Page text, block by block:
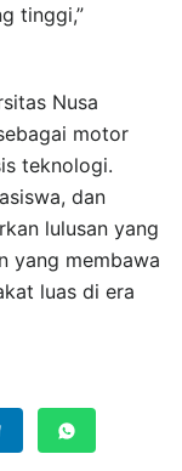
tinggi,”
Nusa
motor
teknologi.
dan
lulusan yang
yang membawa
luas di era